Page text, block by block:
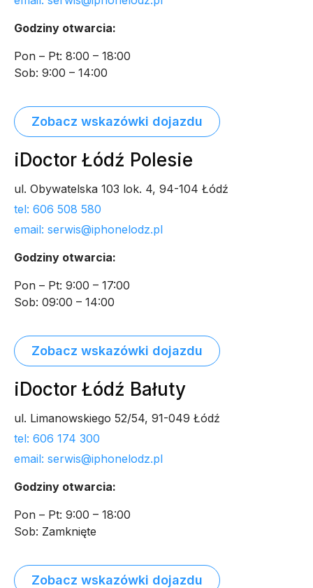
Godziny otwarcia:
Pon – Pt: 8:00 – 18:00
Sob: 9:00 – 14:00
Zobacz wskazówki dojazdu
iDoctor Łódź Polesie
ul. Obywatelska 103 lok. 4, 94-104 Łódź
tel: 606 508 580
email: serwis@iphonelodz.pl
Godziny otwarcia:
Pon – Pt: 9:00 – 17:00
Sob: 09:00 – 14:00
Zobacz wskazówki dojazdu
iDoctor Łódź Bałuty
ul. Limanowskiego 52/54, 91-049 Łódź
tel: 606 174 300
email: serwis@iphonelodz.pl
Godziny otwarcia:
Pon – Pt: 9:00 – 18:00
Sob: Zamknięte
Zobacz wskazówki dojazdu